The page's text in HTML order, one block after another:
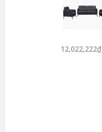
12,022,222₫